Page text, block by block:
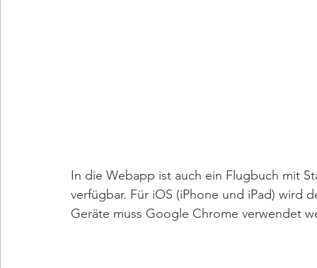
In die Webapp ist auch ein Flugbuch mit
verfügbar. Für iOS (iPhone und iPad) wird
Geräte muss Google Chrome verwendet